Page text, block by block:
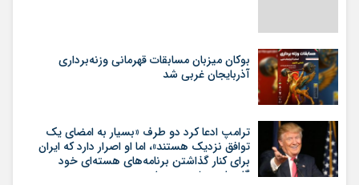
بوکان میزبان مسابقات قهرمانی وزنه‌برداری
آذربایجان غربی شد
ترامپ ادعا کرد دو طرف «بسیار به امضای یک
توافق نزدیک هستند»، اما او اصرار دارد که ایران
برای کنار گذاشتن برنامه‌های هسته‌ای خود
گام‌های بیشتری بردارد